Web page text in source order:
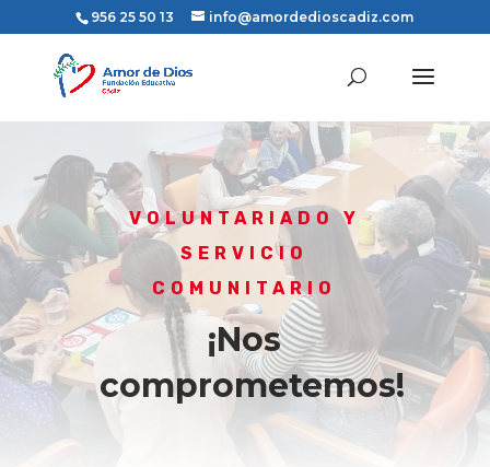
956 25 50 13 info@amordedioscadiz.com
VOLUNTARIADO Y
SERVICIO
COMUNITARIO
¡Nos
comprometemos!